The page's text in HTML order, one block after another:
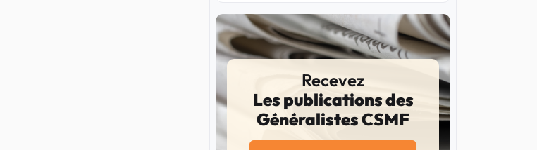
Recevez
Les publications des
Généralistes CSMF